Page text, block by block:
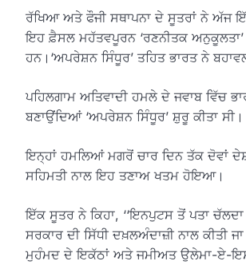
ਰੱਖਿਆ ਅਤੇ ਫੌਜੀ ਸਥਾਪਨਾ ਦੇ ਸੂਤਰਾਂ ਨੇ ਅੱਜ
ਇਹ ਫ਼ੈਸਲ ਮਹੱਤਵਪੂਰਨ ‘ਰਣਨੀਤਕ
ਹਨ।‘ਅਪਰੇਸ਼ਨ ਸਿੰਧੂਰ’ ਤਹਿਤ ਭਾਰਤ ਨੇ
ਪਹਿਲਗਾਮ ਅਤਿਵਾਦੀ ਹਮਲੇ ਦੇ ਜਵਾਬ ਵਿੱਚ
ਬਣਾਉਂਦਿਆਂ ‘ਅਪਰੇਸ਼ਨ ਸਿੰਧੂਰ’ ਸ਼ੁਰੂ ਕੀਤਾ ਸੀ।
ਇਨ੍ਹਾਂ ਹਮਲਿਆਂ ਮਗਰੋਂ ਚਾਰ ਦਿਨ ਤੱਕ ਦੋਵਾਂ
ਸਹਿਮਤੀ ਨਾਲ ਇਹ ਤਣਾਅ ਖਤਮ ਹੋਇਆ।
ਇੱਕ ਸੂਤਰ ਨੇ ਕਿਹਾ, ‘‘ਇਨਪੁਟਸ ਤੋਂ ਪਤਾ
ਸਰਕਾਰ ਦੀ ਸਿੱਧੀ ਦਖ਼ਲਅੰਦਾਜ਼ੀ ਨਾਲ ਕੀਤੀ
ਮੁਹੰਮਦ ਦੇ ਇਕੱਠਾਂ ਅਤੇ ਜਮੀਅਤ ਉਲੇਮਾ-ਏ-